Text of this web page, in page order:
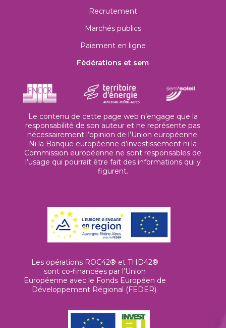
Recrutement
Marchés publics
Paiement en ligne
Fédérations et sem
Le contenu de cette page web n’engage que la
responsabilité de son auteur et ne représente pas
nécessairement l’opinion de l’Union européenne.
Ni la Banque européenne d’investissement ni la
Commission européenne ne sont responsables de
l’usage qui pourrait être fait des informations qui y
figurent.
Les opérations ROC42® et THD42®
sont co-financées par l’Union
Européenne avec le Fonds Européen de
Développement Régional (FEDER).